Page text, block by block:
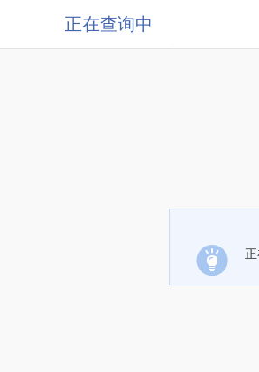
正在查询中